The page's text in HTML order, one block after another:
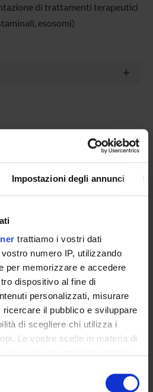
Impostazioni degli annunci
trattiamo i vostri dati
numero IP, utilizzando
per memorizzare e accedere
dispositivo al fine di
personalizzati, misurare
il pubblico e sviluppare
di scegliere chi utilizza i
Le vostre scelte in materia di
consenso in qualsiasi
di trattamenti terapeutici
esosomi)
Ingegneria per la
corporea